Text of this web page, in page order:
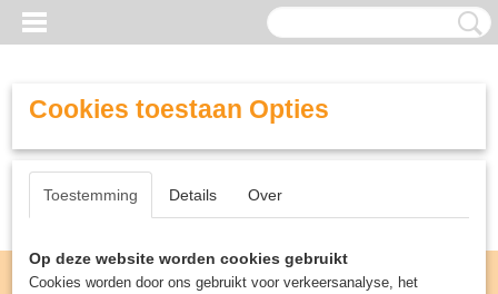
Cookies toestaan Opties
Toestemming Details Over
Op deze website worden cookies gebruikt
Cookies worden door ons gebruikt voor verkeersanalyse, het